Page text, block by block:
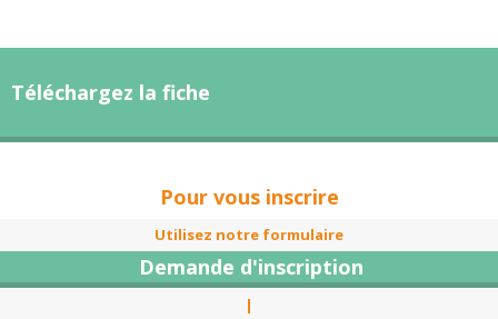
Téléchargez la fiche
Pour vous inscrire
Utilisez notre formulaire
|
Demande d'inscription